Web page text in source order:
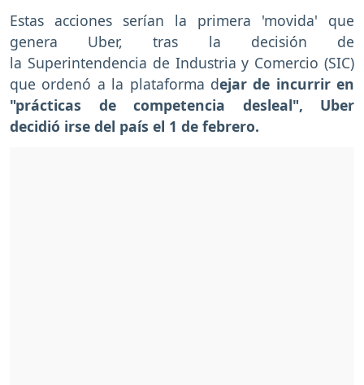
Estas acciones serían la primera 'movida' que
genera Uber, tras la decisión de
la Superintendencia de Industria y Comercio (SIC)
que ordenó a la plataforma dejar de incurrir en
"prácticas de competencia desleal", Uber
decidió irse del país el 1 de febrero.